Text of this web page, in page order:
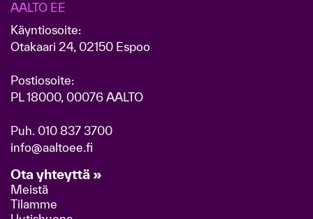
AALTO EE
Käyntiosoite:
Otakaari 24, 02150 Espoo
Postiosoite:
PL 18000, 00076 AALTO
Puh. 010 837 3700
info@aaltoee.fi
Ota yhteyttä »
Meistä
Tilamme